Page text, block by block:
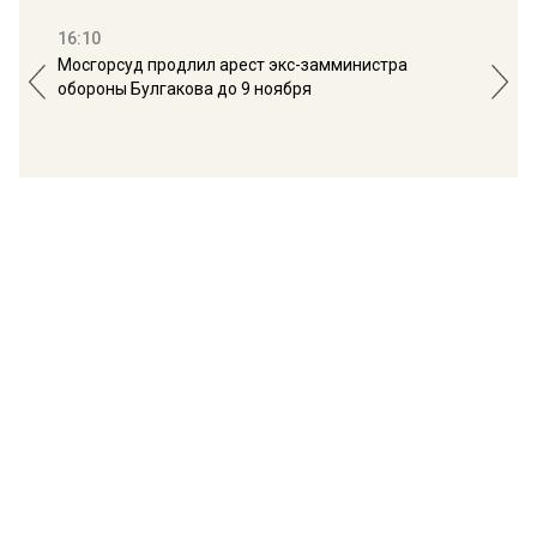
16:10
Мосгорсуд продлил арест экс-замминистра
обороны Булгакова до 9 ноября